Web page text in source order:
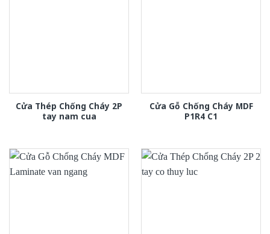
Cửa Thép Chống Cháy 2P
tay nam cua
Cửa Gỗ Chống Cháy MDF
P1R4 C1